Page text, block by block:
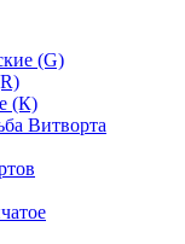
(G)
(К)
Витворта